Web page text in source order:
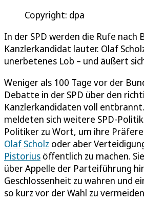
Copyright: dpa
In der SPD werden die Rufe nach
Kanzlerkandidat lauter. Olaf
unerbetenes Lob – und äußert
Weniger als 100 Tage vor der
Debatte in der SPD über den
Kanzlerkandidaten voll
meldeten sich weitere SPD-
Politiker zu Wort, um ihre
Olaf Scholz oder aber
Pistorius öffentlich zu machen.
über Appelle der Parteiführung
Geschlossenheit zu wahren und
so kurz vor der Wahl zu